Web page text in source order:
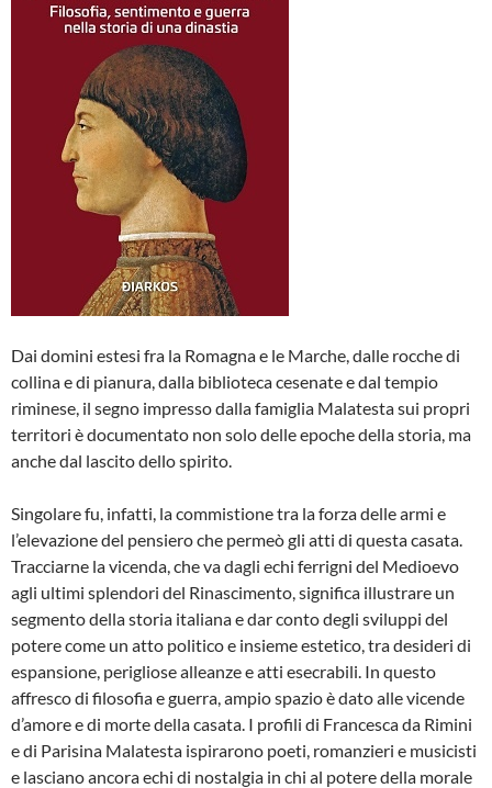
Dai domini estesi fra la Romagna e le Marche, dalle rocche di
collina e di pianura, dalla biblioteca cesenate e dal tempio
riminese, il segno impresso dalla famiglia Malatesta sui propri
territori è documentato non solo delle epoche della storia, ma
anche dal lascito dello spirito.
Singolare fu, infatti, la commistione tra la forza delle armi e
l’elevazione del pensiero che permeò gli atti di questa casata.
Tracciarne la vicenda, che va dagli echi ferrigni del Medioevo
agli ultimi splendori del Rinascimento, significa illustrare un
segmento della storia italiana e dar conto degli sviluppi del
potere come un atto politico e insieme estetico, tra desideri di
espansione, perigliose alleanze e atti esecrabili. In questo
affresco di filosofia e guerra, ampio spazio è dato alle vicende
d’amore e di morte della casata. I profili di Francesca da Rimini
e di Parisina Malatesta ispirarono poeti, romanzieri e musicisti
e lasciano ancora echi di nostalgia in chi al potere della morale